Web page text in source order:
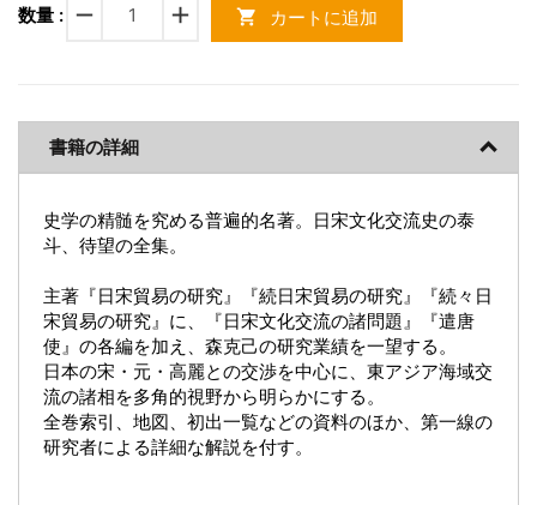
数量 : remove add shopping_cart カートに追加
書籍の詳細
史学の精髄を究める普遍的名著。日宋文化交流史の泰
斗、待望の全集。
主著『日宋貿易の研究』『続日宋貿易の研究』『続々日
宋貿易の研究』に、『日宋文化交流の諸問題』『遣唐
使』の各編を加え、森克己の研究業績を一望する。
日本の宋・元・高麗との交渉を中心に、東アジア海域交
流の諸相を多角的視野から明らかにする。
全巻索引、地図、初出一覧などの資料のほか、第一線の
研究者による詳細な解説を付す。